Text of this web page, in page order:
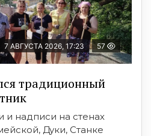
7 АВГУСТА 2026, 17:23 57
традиционный
и надписи на стенах
Дуки, Станке